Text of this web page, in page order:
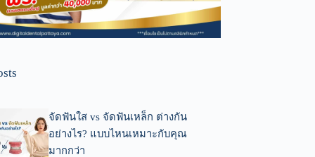
จัดฟันใส vs จัดฟันเหล็ก ต่างกัน
อย่างไร? แบบไหนเหมาะกับคุณ
มากกว่า